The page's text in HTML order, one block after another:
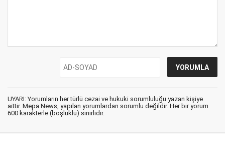
UYARI: Yorumların her türlü cezai ve hukuki sorumluluğu yazan kişiye
aittir. Mepa News, yapılan yorumlardan sorumlu değildir. Her bir yorum
600 karakterle (boşluklu) sınırlıdır.